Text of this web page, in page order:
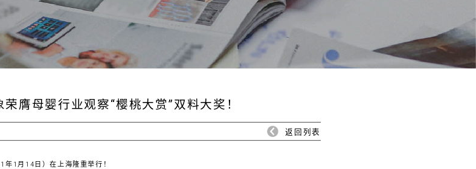
膺母婴行业观察“樱桃大赏”双料大奖！
返回列表
1月14日）在上海隆重举行！